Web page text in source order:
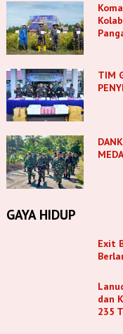
TIM
GAYA HIDUP
Exit
dan
235